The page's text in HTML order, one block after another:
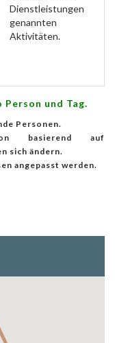
Dienstleistungen
genannten
Aktivitäten.
und Tag.
Personen.
basierend auf
sich ändern.
angepasst werden.